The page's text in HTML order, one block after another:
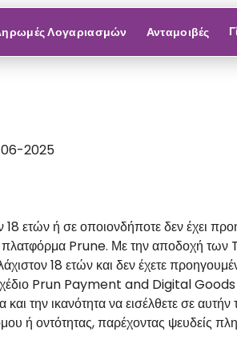
Λογαριασμών Ανταμοιβές
06-2025
ετών ή σε οποιονδήποτε δεν έχει
Prune. Με την αποδοχή των
18 ετών και δεν έχετε
Prun Payment and Digital
και την ικανότητα να εισέλθετε σε
ή οντότητας, παρέχοντας ψευδείς